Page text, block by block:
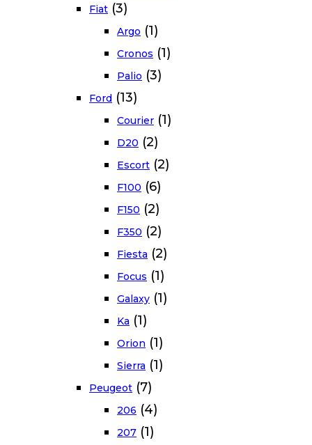
Fiat (3)
Argo (1)
Cronos (1)
Palio (3)
Ford (13)
Courier (1)
D20 (2)
Escort (2)
F100 (6)
F150 (2)
F350 (2)
Fiesta (2)
Focus (1)
Galaxy (1)
Ka (1)
Orion (1)
Sierra (1)
Peugeot (7)
206 (4)
207 (1)